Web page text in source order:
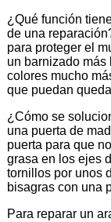
¿Qué función
de una
para proteger el
un barnizado más
colores mucho
que puedan
¿Cómo se
una puerta de
puerta para que
grasa en los ejes
tornillos por unos
bisagras con una
Para reparar un